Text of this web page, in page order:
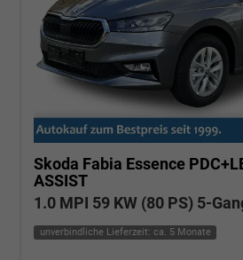
Skoda Fabia Essence
ASSIST
1.0 MPI 59 KW (80 PS) 5-
unverbindliche Lieferzeit: ca. 5 Monate